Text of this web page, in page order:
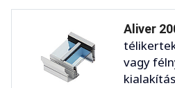
Aliver
vagy